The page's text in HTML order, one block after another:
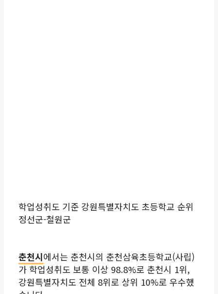
학업성취도 기준 강원특별자치도 초등학교 순위
정선군-철원군
춘천시에서는 춘천시의 춘천삼육초등학교(사립)
가 학업성취도 보통 이상 98.8%로 춘천시 1위,
강원특별자치도 전체 8위로 상위 10%로 우수했